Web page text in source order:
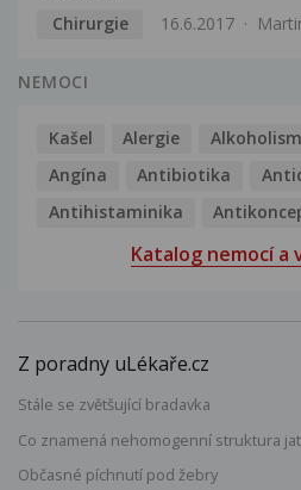
Chirurgie
16.6.2017
NEMOCI
Kašel Alergie
Angína
Antibiotika
Antihistaminika
Katalog nemocí a
Z poradny uLékaře.cz
Stále se zvětšující bradavka
Co znamená nehomogenní struktura
Občasné píchnutí pod žebry